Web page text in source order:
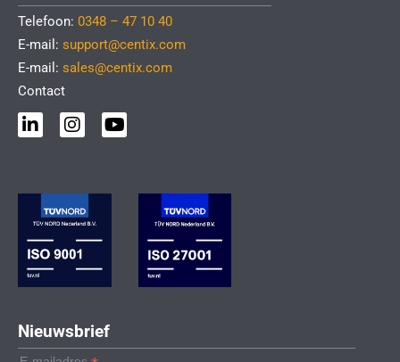
Telefoon: 0348 – 47 10 40
E-mail: support@centix.com
E-mail: sales@centix.com
Contact
L
i
n
d
n
-
i
n
I
n
s
g
r
a
m
Y
o
u
Nieuwsbrief